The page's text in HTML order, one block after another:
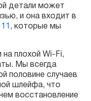
детали может
и она входит в
, которые мы
плохой Wi-Fi,
Мы всегда
половине случаев
шлейфа, что
восстановление